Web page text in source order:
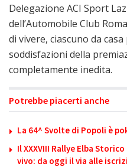
Delegazione ACI Sport
dell’Automobile Club
di vivere, ciascuno da
soddisfazioni della
completamente inedita.
Potrebbe piacerti anche
La 64^ Svolte di Popoli è
Il XXXVIII Rallye Elba
vivo: da oggi il via alle